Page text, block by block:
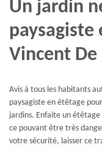
Un jardin
paysagiste
Vincent De
Avis à tous les habitants
paysagiste en étêtage
jardins. Enfaite un étêtage
ce pouvant être très
votre sécurité, laisser ce